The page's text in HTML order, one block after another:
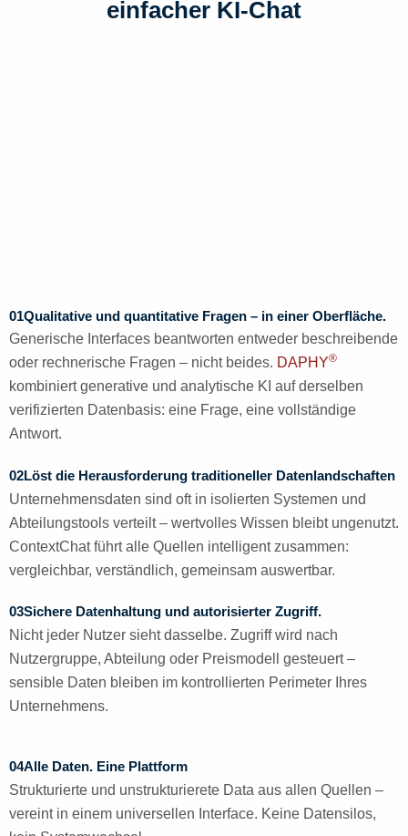
einfacher KI-Chat
01Qualitative und quantitative Fragen – in einer Oberfläche.
Generische Interfaces beantworten entweder beschreibende
oder rechnerische Fragen – nicht beides. DAPHY®
kombiniert generative und analytische KI auf derselben
verifizierten Datenbasis: eine Frage, eine vollständige
Antwort.
02Löst die Herausforderung traditioneller Datenlandschaften
Unternehmensdaten sind oft in isolierten Systemen und
Abteilungstools verteilt – wertvolles Wissen bleibt ungenutzt.
ContextChat führt alle Quellen intelligent zusammen:
vergleichbar, verständlich, gemeinsam auswertbar.
03Sichere Datenhaltung und autorisierter Zugriff.
Nicht jeder Nutzer sieht dasselbe. Zugriff wird nach
Nutzergruppe, Abteilung oder Preismodell gesteuert –
sensible Daten bleiben im kontrollierten Perimeter Ihres
Unternehmens.
04Alle Daten. Eine Plattform
Strukturierte und unstrukturierete Data aus allen Quellen –
vereint in einem universellen Interface. Keine Datensilos,